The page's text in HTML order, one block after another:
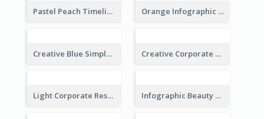
Pastel Peach Timeline Resume Orange Infographic Market Analyst Resume
Creative Blue Simple Resume Creative Corporate Teal Resume
Light Corporate Resume Infographic Beauty Consultant Resume